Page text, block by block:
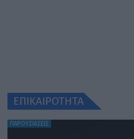
ΕΠΙΚΑΙΡΟΤΗΤΑ
ΠΑΡΟΥΣΙΑΣΕΙΣ